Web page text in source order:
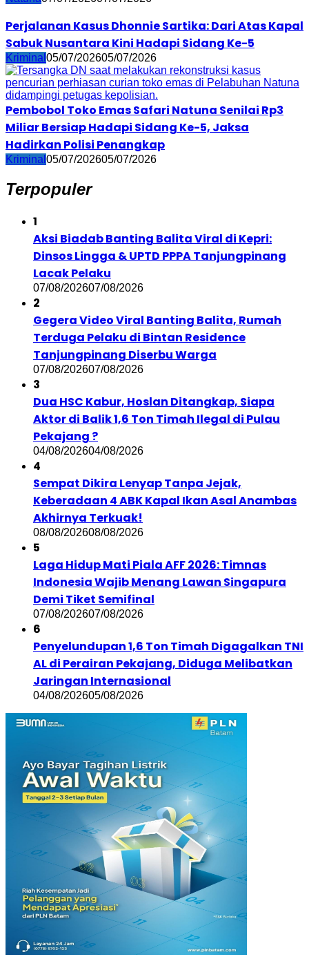
Perjalanan Kasus Dhonnie Sartika: Dari Atas Kapal
Sabuk Nusantara Kini Hadapi Sidang Ke-5
Kriminal 05/07/202605/07/2026
Pembobol Toko Emas Safari Natuna Senilai Rp3
Miliar Bersiap Hadapi Sidang Ke-5, Jaksa
Hadirkan Polisi Penangkap
Kriminal 05/07/202605/07/2026
Terpopuler
1
Aksi Biadab Banting Balita Viral di Kepri:
Dinsos Lingga & UPTD PPPA Tanjungpinang
Lacak Pelaku
07/08/202607/08/2026
2
Gegera Video Viral Banting Balita, Rumah
Terduga Pelaku di Bintan Residence
Tanjungpinang Diserbu Warga
07/08/202607/08/2026
3
Dua HSC Kabur, Hoslan Ditangkap, Siapa
Aktor di Balik 1,6 Ton Timah Ilegal di Pulau
Pekajang ?
04/08/202604/08/2026
4
Sempat Dikira Lenyap Tanpa Jejak,
Keberadaan 4 ABK Kapal Ikan Asal Anambas
Akhirnya Terkuak!
08/08/202608/08/2026
5
Laga Hidup Mati Piala AFF 2026: Timnas
Indonesia Wajib Menang Lawan Singapura
Demi Tiket Semifinal
07/08/202607/08/2026
6
Penyelundupan 1,6 Ton Timah Digagalkan TNI
AL di Perairan Pekajang, Diduga Melibatkan
Jaringan Internasional
04/08/202605/08/2026